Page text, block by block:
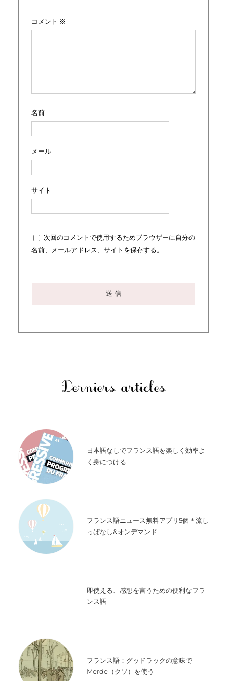
コメント ※
名前
メール
サイト
次回のコメントで使用するためブラウザーに自分の
名前、メールアドレス、サイトを保存する。
Derniers articles
日本語なしでフランス語を楽しく効率よ
く身につける
フランス語ニュース無料アプリ5個＊流し
っぱなし&オンデマンド
即使える、感想を言うための便利なフラ
ンス語
フランス語：グッドラックの意味で
Merde（クソ）を使う